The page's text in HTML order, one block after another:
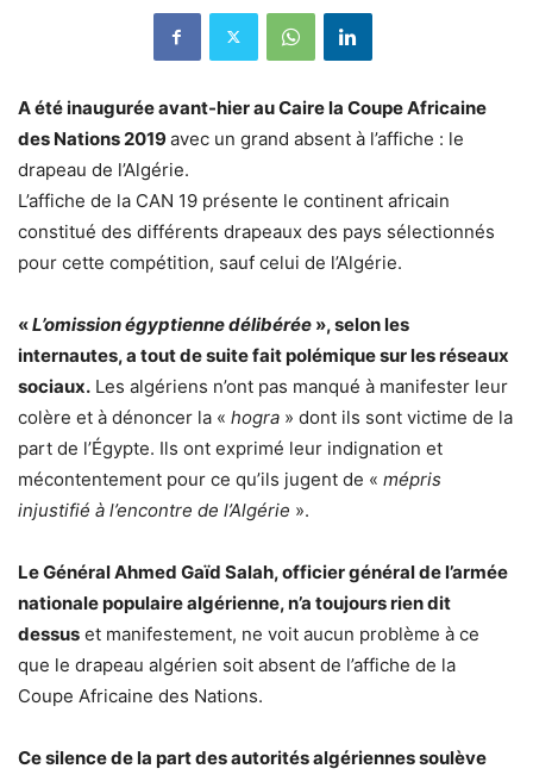
A été inaugurée avant-hier au Caire la Coupe Africaine
des Nations 2019avec un grand absent à l’affiche : le
drapeau de l’Algérie.
L’affiche de la CAN 19 présente le continent africain
constitué des différents drapeaux des pays sélectionnés
pour cette compétition, sauf celui de l’Algérie.
«L’omission égyptienne délibérée », selon les
internautes, a tout de suite fait polémique sur les réseaux
sociaux. Les algériens n’ont pas manqué à manifester leur
colère et à dénoncer la « hogra » dont ils sont victime de la
part de l’Égypte. Ils ont exprimé leur indignation et
mécontentement pour ce qu’ils jugent de « mépris
injustifié à l’encontre de l’Algérie ».
Le Général Ahmed Gaïd Salah, officier général de l’armée
nationale populaire algérienne, n’a toujours rien dit
dessus et manifestement, ne voit aucun problème à ce
que le drapeau algérien soit absent de l’affiche de la
Coupe Africaine des Nations.
Ce silence de la part des autorités algériennes soulève